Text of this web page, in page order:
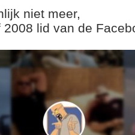
niet meer,
lid van de